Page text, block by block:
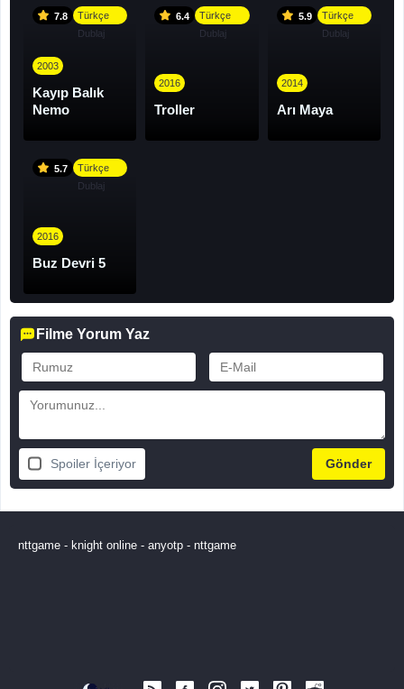
7.8
Türkçe
Dublaj
2003
Kayıp Balık
Nemo
6.4
Türkçe
Dublaj
2016
Troller
5.9
Türkçe
Dublaj
2014
Arı Maya
5.7
Türkçe
Dublaj
2016
Buz Devri 5
Filme Yorum Yaz
Spoiler İçeriyor
nttgame - knight online - anyotp - nttgame